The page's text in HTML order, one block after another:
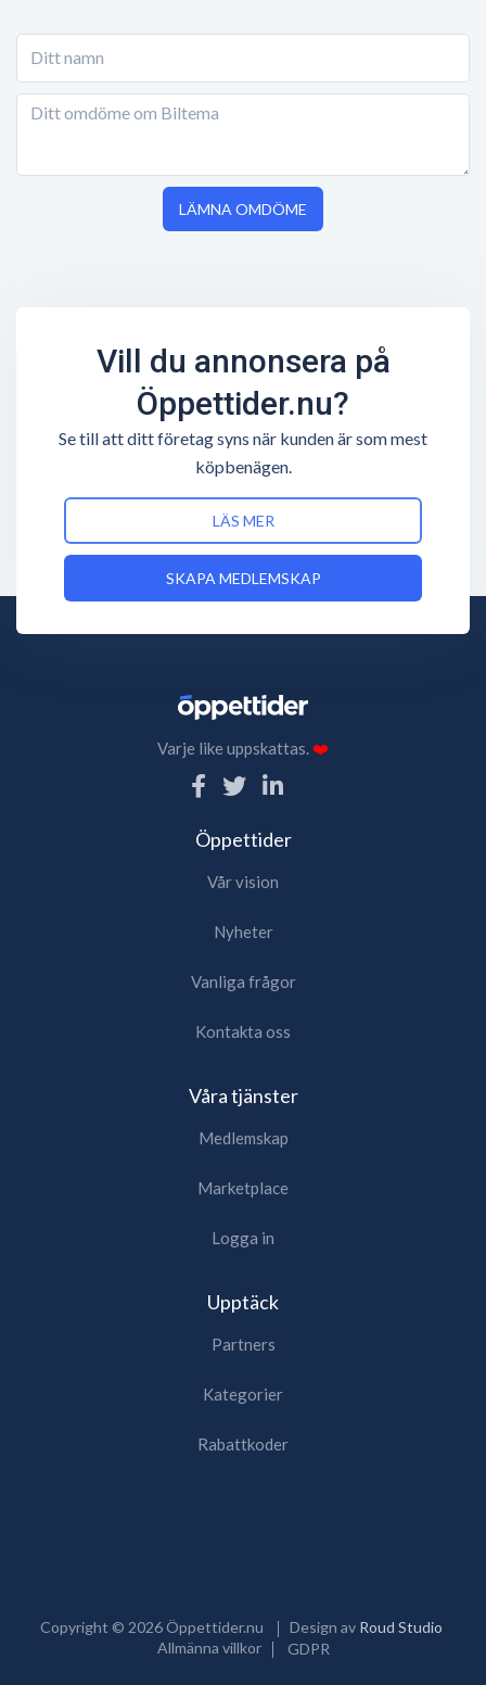
LÄMNA OMDÖME
Vill du annonsera på
Öppettider.nu?
Se till att ditt företag syns när kunden är som mest
köpbenägen.
LÄS MER
SKAPA MEDLEMSKAP
Varje like uppskattas.❤️
Öppettider
Vår vision
Nyheter
Vanliga frågor
Kontakta oss
Våra tjänster
Medlemskap
Marketplace
Logga in
Upptäck
Partners
Kategorier
Rabattkoder
Copyright © 2026Öppettider.nu Design av Roud Studio
Allmänna villkor
GDPR